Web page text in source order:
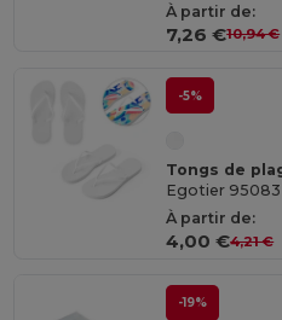
À partir de:
7,26 €10,94 €
-5%
Egotier 95083
À partir de:
4,00 €4,21 €
-19%